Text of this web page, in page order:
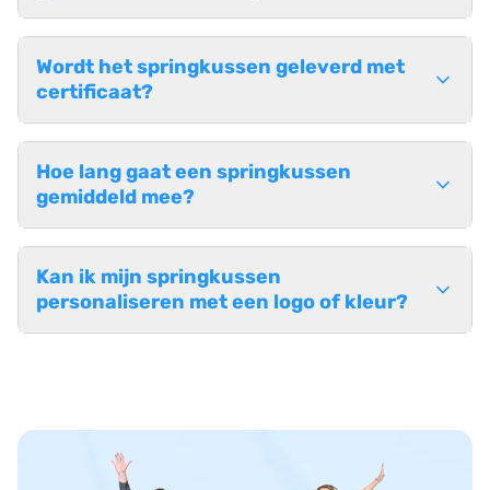
Wordt het springkussen geleverd met
certificaat?
Hoe lang gaat een springkussen
gemiddeld mee?
Kan ik mijn springkussen
personaliseren met een logo of kleur?